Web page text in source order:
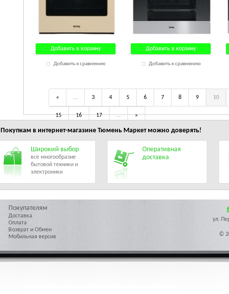
Добавить в корзину
Добавить к сравнению
Добавить в корзину
Добавить к сравнению
« … 3 4 5 6 7 8 9 10
15 16 17 … »
Покупкам в интернет-магазине Тюмень Маркетможно доверять!
Широкий выбор
все многообразие
бытовой техники и
электроники
Оперативная
доставка
Покупателям
Доставка
Оплата
Возврат и Обмен
Мобильная версия
ул.
©